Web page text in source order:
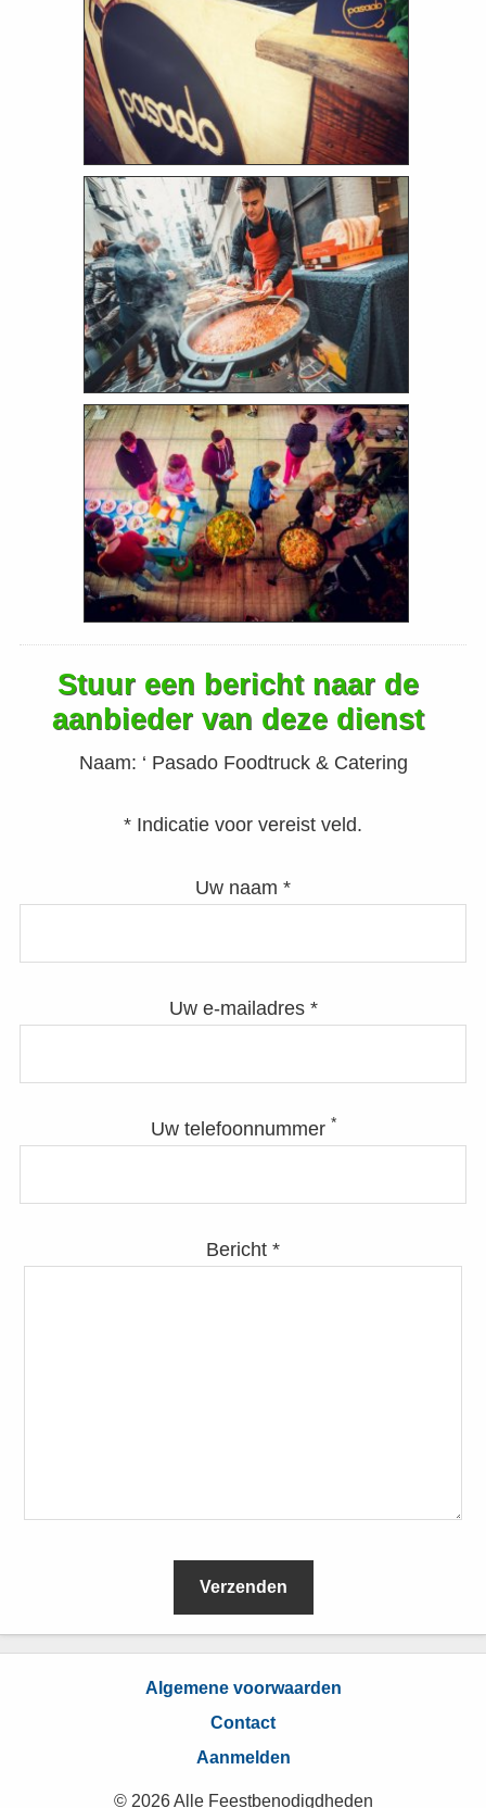
Stuur een bericht naar de
aanbieder van deze dienst
Naam: ‘ Pasado Foodtruck & Catering
* Indicatie voor vereist veld.
Uw naam *
Uw e-mailadres *
Uw telefoonnummer *
Bericht *
L
Algemene voorwaarden
Contact
Aanmelden
© 2026 Alle Feestbenodigdheden